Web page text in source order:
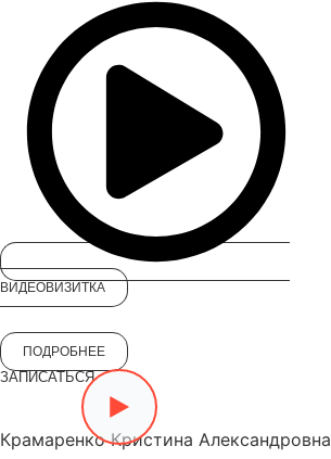
ВИДЕОВИЗИТКА
ПОДРОБНЕЕ
ЗАПИСАТЬСЯ
Крамаренко Кристина Александровна